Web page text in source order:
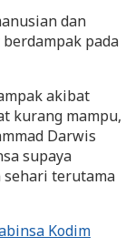
dan
pada
akibat
kurang mampu,
Darwis
supaya
sehari terutama